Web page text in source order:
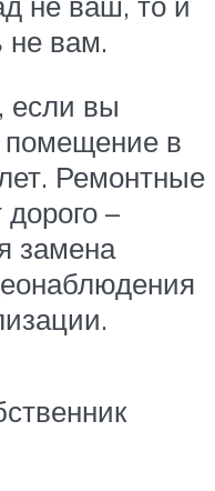
не вам.
если вы
помещение в
Ремонтные
–
замена